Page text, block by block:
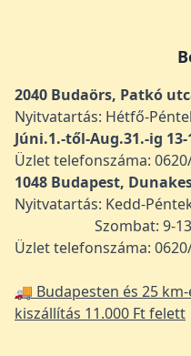
2040 Budaörs, Patkó
Nyitvatartás: Hétfő-
Júni.1.-től-Aug.31.-ig
Üzlet telefonszáma:
1048 Budapest,
Nyitvatartás: Kedd-
Szombat: 9-13
Üzlet telefonszáma:
🚚 Budapesten és 25
kiszállítás 11.000 Ft felett